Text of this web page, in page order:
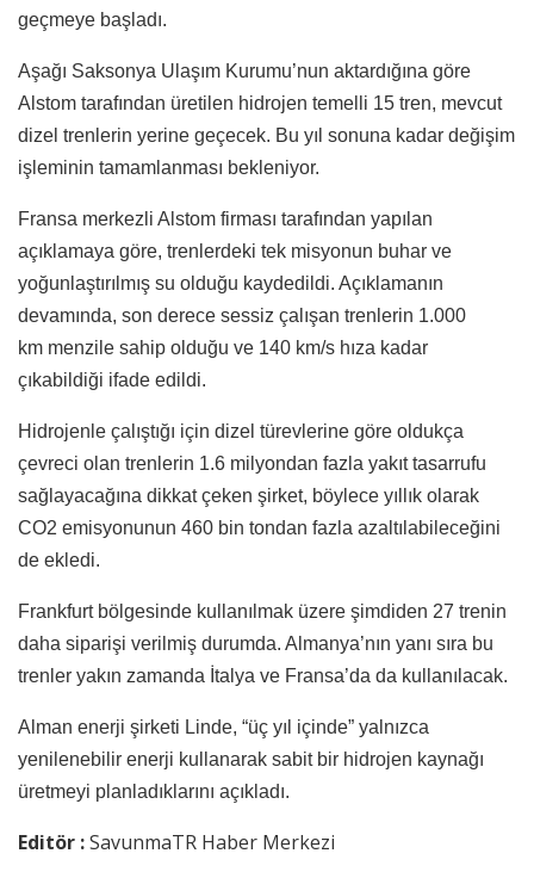
geçmeye başladı.
Aşağı Saksonya Ulaşım Kurumu’nun aktardığına göre
Alstom tarafından üretilen hidrojen temelli 15 tren, mevcut
dizel trenlerin yerine geçecek. Bu yıl sonuna kadar değişim
işleminin tamamlanması bekleniyor.
Fransa merkezli Alstom firması tarafından yapılan
açıklamaya göre, trenlerdeki tek misyonun buhar ve
yoğunlaştırılmış su olduğu kaydedildi. Açıklamanın
devamında, son derece sessiz çalışan trenlerin 1.000
km menzile sahip olduğu ve 140 km/s hıza kadar
çıkabildiği ifade edildi.
Hidrojenle çalıştığı için dizel türevlerine göre oldukça
çevreci olan trenlerin 1.6 milyondan fazla yakıt tasarrufu
sağlayacağına dikkat çeken şirket, böylece yıllık olarak
CO2 emisyonunun 460 bin tondan fazla azaltılabileceğini
de ekledi.
Frankfurt bölgesinde kullanılmak üzere şimdiden 27 trenin
daha siparişi verilmiş durumda. Almanya’nın yanı sıra bu
trenler yakın zamanda İtalya ve Fransa’da da kullanılacak.
Alman enerji şirketi Linde, “üç yıl içinde” yalnızca
yenilenebilir enerji kullanarak sabit bir hidrojen kaynağı
üretmeyi planladıklarını açıkladı.
Editör :SavunmaTR Haber Merkezi